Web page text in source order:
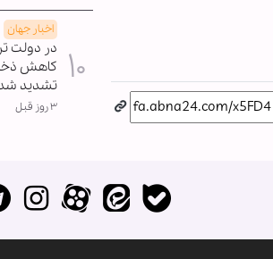
اخبار جهان
در دولت
کاهش
تشدید
۳ روز قبل